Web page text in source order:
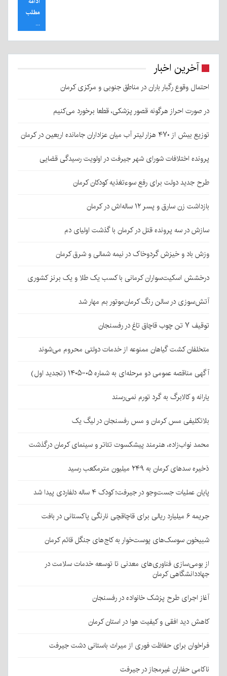
مطلب
...
آخرین اخبار
احتمال وقوع رگبار باران در مناطق جنوبی و مرکزی کرمان
در صورت احراز هرگونه قصور پزشکی، قطعا برخورد می‌کنیم
توزیع بیش از ۴۷۰ هزار لیتر آب میان عزاداران جامانده اربعین در کرمان
پرونده اختلافات شورای شهر جیرفت در اولویت رسیدگی قضایی
طرح جدید دولت برای رفع سوءتغذیه کودکان کرمان
بازداشت زن سارق و پسر ۱۲ ساله‌اش در کرمان
سازش در سه پرونده قتل در کرمان با گذشت اولیای دم
وزش باد و خیزش گردوخاک در نیمه شمالی و شرق کرمان
درخشش اسکیت‌سواران کرمانی با کسب یک طلا و یک برنز کشوری
آتش‌سوزی در سالن رنگ کرمان‌موتور بم مهار شد
توقیف ۷ تن چوب قاچاق تاغ در رفسنجان
متخلفان کشت گیاهان ممنوعه از خدمات دولتی محروم می‌شوند
آگهی مناقصه عمومی دو مرحله‌ای به شماره ۰۵-۱۴۰۵ (تجدید اول)
یارانه و کالابرگ به گرد تورم نمی‌رسند
بلاتکلیفی مس کرمان و مس رفسنجان در لیگ یک
محمد نواب‌زاده، هنرمند پیشکسوت تئاتر و سینمای کرمان درگذشت
ذخیره سدهای کرمان به ۲۴۹ میلیون مترمکعب رسید
پایان عملیات جست‌وجو در جیرفت؛ کودک ۴ ساله دلفاردی پیدا شد
جریمه ۶ میلیارد ریالی برای قاچاقچی نارنگی پاکستانی در بافت
شبیخون سوسک‌های پوست‌خوار به کاج‌های جنگل قائم کرمان
از بومی‌سازی فناوری‌های معدنی تا توسعه خدمات سلامت در
جهاددانشگاهی کرمان
آغاز اجرای طرح پزشک خانواده در رفسنجان
کاهش دید افقی و کیفیت هوا در استان کرمان
فراخوان برای حفاظت فوری از میراث باستانی دشت جیرفت
ناکامی حفاران غیرمجاز در جیرفت